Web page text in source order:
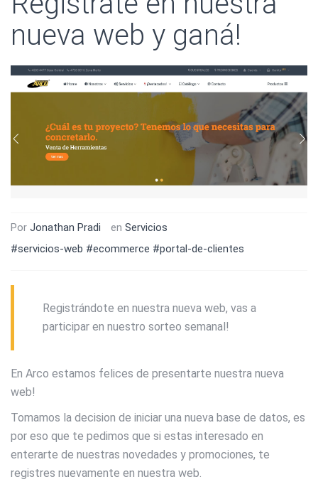
nueva web y ganá!
Por Jonathan Pradi en Servicios
#servicios-web #ecommerce #portal-de-clientes
Registrándote en nuestra nueva web, vas a
participar en nuestro sorteo semanal!
En Arco estamos felices de presentarte nuestra nueva
web!
Tomamos la decision de iniciar una nueva base de datos, es
por eso que te pedimos que si estas interesado en
enterarte de nuestras novedades y promociones, te
registres nuevamente en nuestra web.